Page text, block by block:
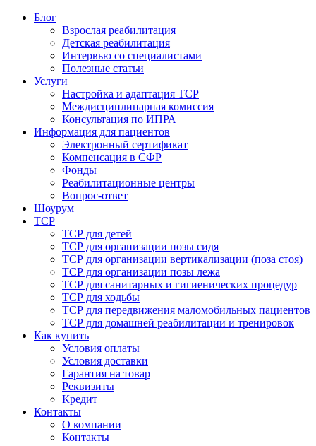
Блог
Взрослая реабилитация
Детская реабилитация
Интервью со специалистами
Полезные статьи
Услуги
Настройка и адаптация ТСР
Междисциплинарная комиссия
Консультация по ИПРА
Информация для пациентов
Электронный сертификат
Компенсация в СФР
Фонды
Реабилитационные центры
Вопрос-ответ
Шоурум
ТСР
ТСР для детей
ТСР для организации позы сидя
ТСР для организации вертикализации (поза стоя)
ТСР для организации позы лежа
ТСР для санитарных и гигиенических процедур
ТСР для ходьбы
ТСР для передвижения маломобильных пациентов
ТСР для домашней реабилитации и тренировок
Как купить
Условия оплаты
Условия доставки
Гарантия на товар
Реквизиты
Кредит
Контакты
О компании
Контакты